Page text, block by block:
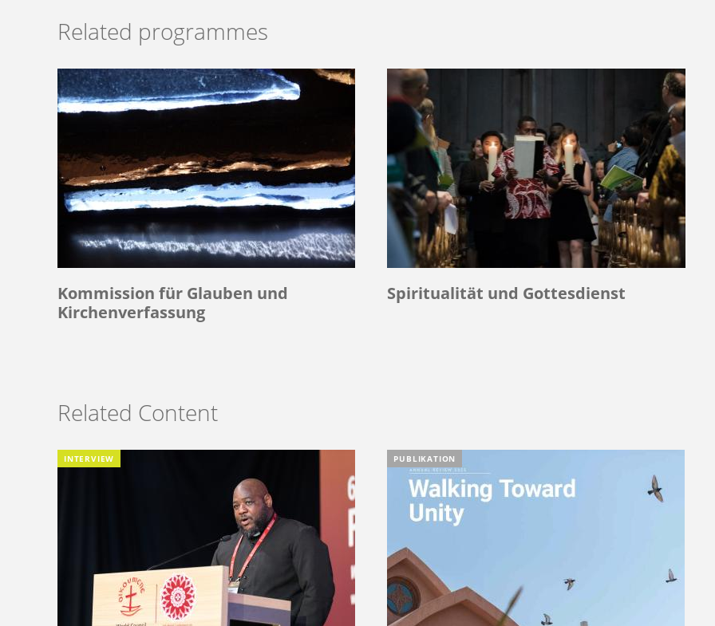
Related programmes
Kommission für Glauben und
Kirchenverfassung
Spiritualität und Gottesdienst
Related Content
INTERVIEW PUBLIKATION